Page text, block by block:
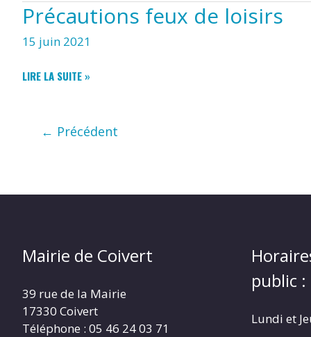
SANITAIRE
Précautions feux de loisirs
15 juin 2021
PRÉCAUTIONS
LIRE LA SUITE »
← Précédent
Mairie de Coivert
39 rue de la Mairie
17330 Coivert
Téléphone : 05 46 24 03 71
public :
Lundi et